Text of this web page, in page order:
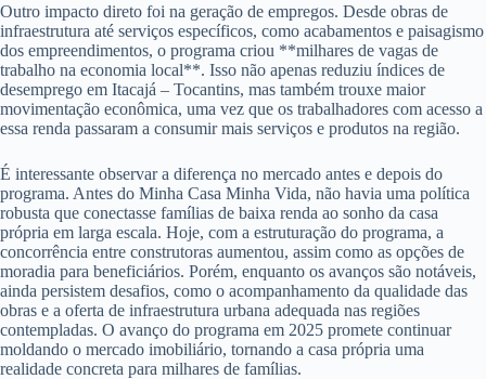
Outro impacto direto foi na geração de empregos. Desde obras de
infraestrutura até serviços específicos, como acabamentos e paisagismo
dos empreendimentos, o programa criou **milhares de vagas de
trabalho na economia local**. Isso não apenas reduziu índices de
desemprego em Itacajá – Tocantins, mas também trouxe maior
movimentação econômica, uma vez que os trabalhadores com acesso a
essa renda passaram a consumir mais serviços e produtos na região.
É interessante observar a diferença no mercado antes e depois do
programa. Antes do Minha Casa Minha Vida, não havia uma política
robusta que conectasse famílias de baixa renda ao sonho da casa
própria em larga escala. Hoje, com a estruturação do programa, a
concorrência entre construtoras aumentou, assim como as opções de
moradia para beneficiários. Porém, enquanto os avanços são notáveis,
ainda persistem desafios, como o acompanhamento da qualidade das
obras e a oferta de infraestrutura urbana adequada nas regiões
contempladas. O avanço do programa em 2025 promete continuar
moldando o mercado imobiliário, tornando a casa própria uma
realidade concreta para milhares de famílias.